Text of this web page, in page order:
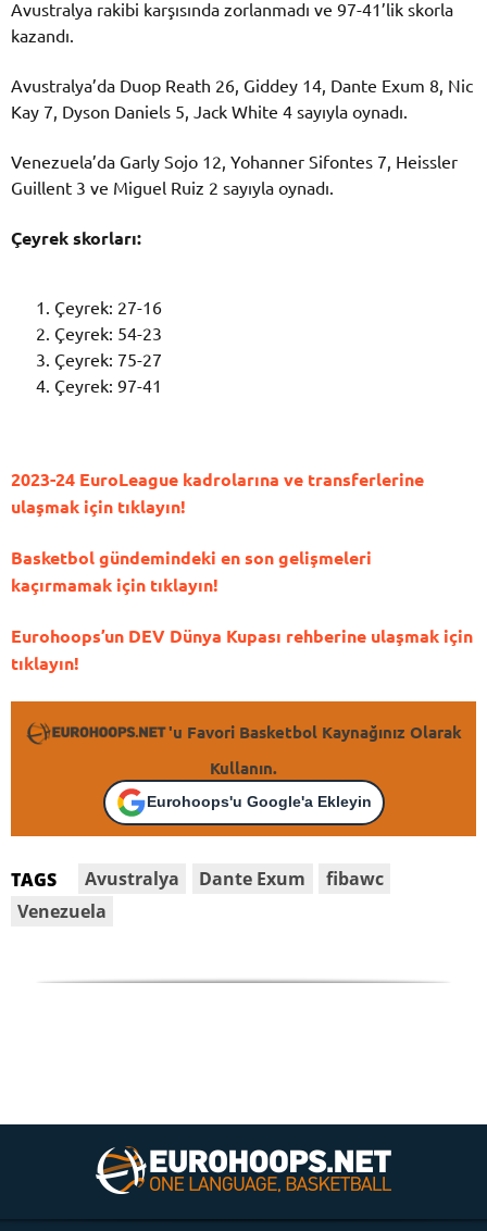
Avustralya rakibi karşısında zorlanmadı ve 97-41’lik skorla
kazandı.
Avustralya’da Duop Reath 26, Giddey 14, Dante Exum 8, Nic
Kay 7, Dyson Daniels 5, Jack White 4 sayıyla oynadı.
Venezuela’da Garly Sojo 12, Yohanner Sifontes 7, Heissler
Guillent 3 ve Miguel Ruiz 2 sayıyla oynadı.
Çeyrek skorları:
Çeyrek: 27-16
Çeyrek: 54-23
Çeyrek: 75-27
Çeyrek: 97-41
2023-24 EuroLeague kadrolarına ve transferlerine
ulaşmak için tıklayın!
Basketbol gündemindeki en son gelişmeleri
kaçırmamak için tıklayın!
Eurohoops’un DEV Dünya Kupası rehberine ulaşmak için
tıklayın!
'u Favori Basketbol Kaynağınız Olarak
Kullanın.
Eurohoops'u Google'a Ekleyin
TAGS Avustralya Dante Exum
fibawc
Venezuela